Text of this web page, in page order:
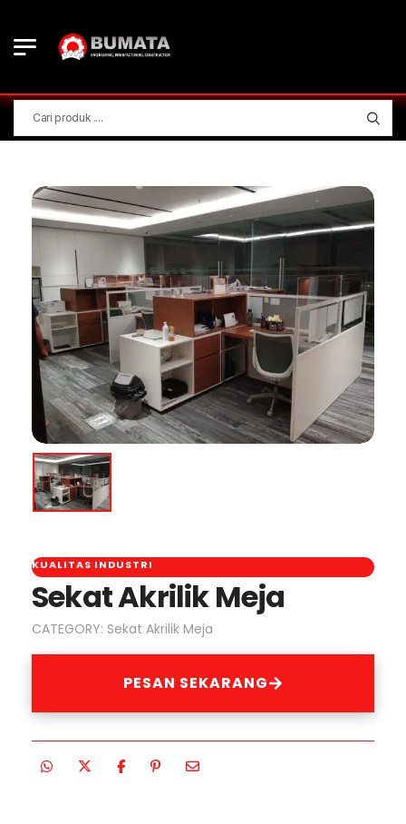
KUALITAS INDUSTRI
Sekat Akrilik Meja
CATEGORY: Sekat Akrilik Meja
PESAN SEKARANG